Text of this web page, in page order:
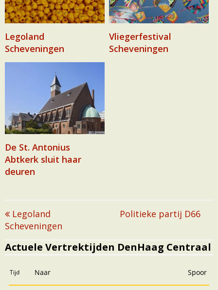
Legoland
Scheveningen
Vliegerfestival
Scheveningen
De St. Antonius
Abtkerk sluit haar
deuren
Post
navigation
Legoland
Scheveningen
Politieke partij D66
Actuele Vertrektijden DenHaag Centraal